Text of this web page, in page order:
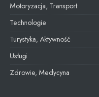
Motoryzacja, Transport
Technologie
Turystyka, Aktywność
Usługi
Zdrowie, Medycyna